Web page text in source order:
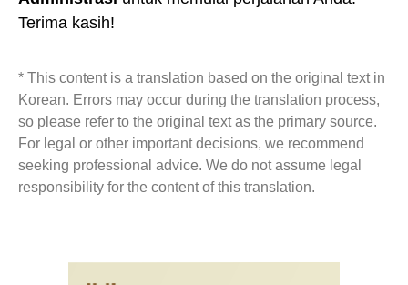
Terima kasih!
* This content is a translation based on the original text in
Korean. Errors may occur during the translation process,
so please refer to the original text as the primary source.
For legal or other important decisions, we recommend
seeking professional advice. We do not assume legal
responsibility for the content of this translation.